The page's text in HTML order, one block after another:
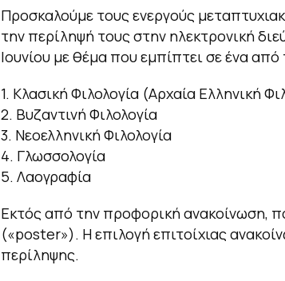
Προσκαλούμε τους ενεργούς
την περίληψή τους στην ηλεκτρονική
Ιουνίου με θέμα που εμπίπτει σε ένα
1. Κλασική Φιλολογία (Αρχαία Ελληνική
2. Βυζαντινή Φιλολογία
3. Νεοελληνική Φιλολογία
4. Γλωσσολογία
5. Λαογραφία
Εκτός από την προφορική ανακοίνωση,
(«poster»). Η επιλογή επιτοίχιας
περίληψης.